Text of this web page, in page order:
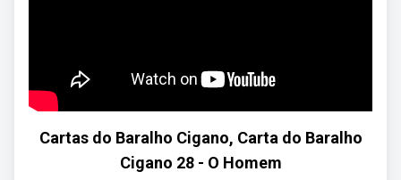
Cartas do Baralho Cigano, Carta do Baralho
Cigano 28 - O Homem